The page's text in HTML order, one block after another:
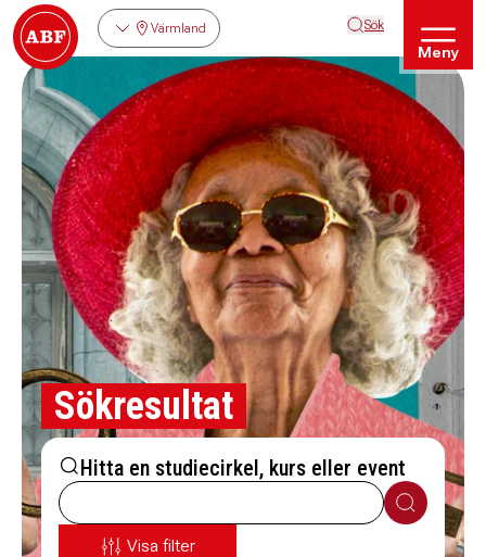
Värmland Sök
Meny
Sökresultat
Hitta en studiecirkel, kurs eller event
Sök
Visa filter